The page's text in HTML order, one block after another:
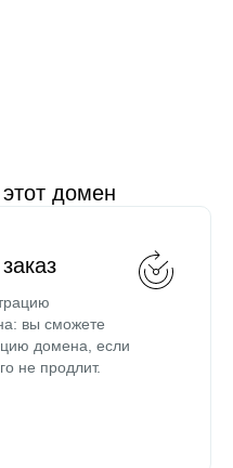
домен
вы сможете
домена, если
не продлит.